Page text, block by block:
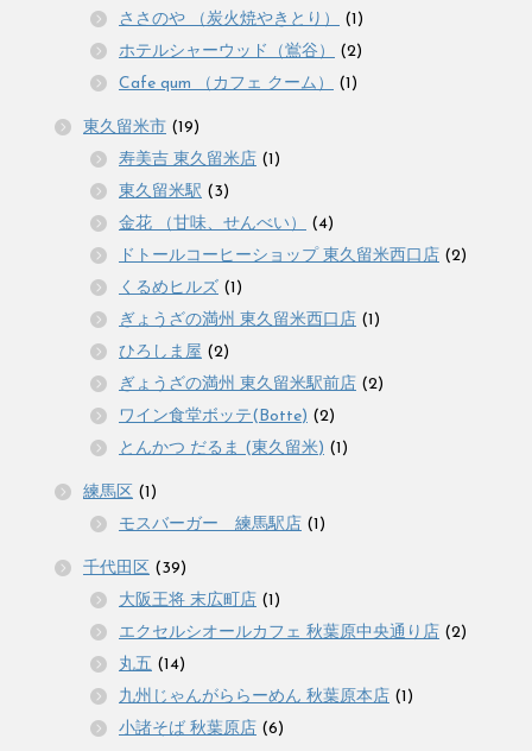
ささのや （炭火焼やきとり）
(1)
ホテルシャーウッド（鴬谷）
(2)
Cafe qum （カフェ クーム）
(1)
東久留米市 (19)
寿美吉 東久留米店 (1)
東久留米駅 (3)
金花 （甘味、せんべい）
(4)
ドトールコーヒーショップ 東久留米西口店 (2)
くるめヒルズ (1)
ぎょうざの満州 東久留米西口店 (1)
ひろしま屋 (2)
ぎょうざの満州 東久留米駅前店 (2)
ワイン食堂ボッテ(Botte) (2)
とんかつ だるま (東久留米) (1)
練馬区 (1)
モスバーガー 練馬駅店 (1)
千代田区 (39)
大阪王将 末広町店 (1)
エクセルシオールカフェ 秋葉原中央通り店 (2)
丸五 (14)
九州じゃんがららーめん 秋葉原本店 (1)
小諸そば 秋葉原店 (6)